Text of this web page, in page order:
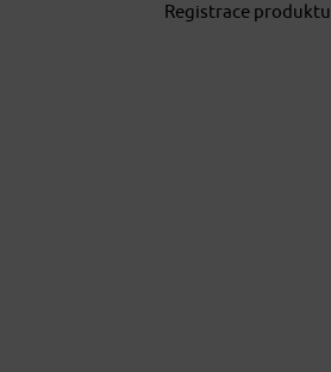
Registrace produktu